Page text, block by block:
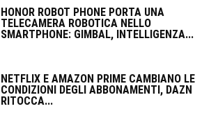
HONOR ROBOT PHONE PORTA UNA
TELECAMERA ROBOTICA NELLO
SMARTPHONE: GIMBAL, INTELLIGENZA...
NETFLIX E AMAZON PRIME CAMBIANO LE
CONDIZIONI DEGLI ABBONAMENTI, DAZN
RITOCCA...